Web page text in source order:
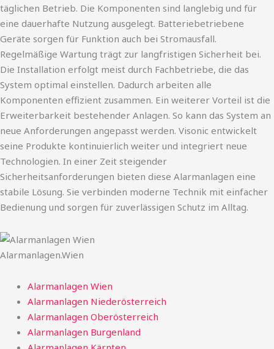
täglichen Betrieb. Die Komponenten sind langlebig und für
eine dauerhafte Nutzung ausgelegt. Batteriebetriebene
Geräte sorgen für Funktion auch bei Stromausfall.
Regelmäßige Wartung trägt zur langfristigen Sicherheit bei.
Die Installation erfolgt meist durch Fachbetriebe, die das
System optimal einstellen. Dadurch arbeiten alle
Komponenten effizient zusammen. Ein weiterer Vorteil ist die
Erweiterbarkeit bestehender Anlagen. So kann das System an
neue Anforderungen angepasst werden. Visonic entwickelt
seine Produkte kontinuierlich weiter und integriert neue
Technologien. In einer Zeit steigender
Sicherheitsanforderungen bieten diese Alarmanlagen eine
stabile Lösung. Sie verbinden moderne Technik mit einfacher
Bedienung und sorgen für zuverlässigen Schutz im Alltag.
Alarmanlagen.Wien
Alarmanlagen Wien
Alarmanlagen Niederösterreich
Alarmanlagen Oberösterreich
Alarmanlagen Burgenland